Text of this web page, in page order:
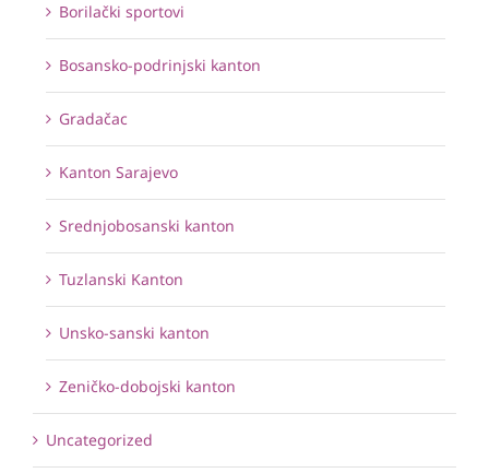
Borilački sportovi
Bosansko-podrinjski kanton
Gradačac
Kanton Sarajevo
Srednjobosanski kanton
Tuzlanski Kanton
Unsko-sanski kanton
Zeničko-dobojski kanton
Uncategorized